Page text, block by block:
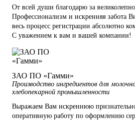
От всей души благодарю за
Профессионализм и искренняя забота
весь процесс регистрации абсолютно
С уважением к вам и вашей компании!
ЗАО ПО «Гамми»
Производство ингредиентов для
хлебопекарной промышленности
Выражаем Вам искреннюю
оперативную работу по оформлению